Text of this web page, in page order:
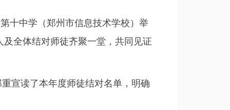
十中学（郑州市信息技术学校）举
全体结对师徒齐聚一堂，共同见证
宣读了本年度师徒结对名单，明确